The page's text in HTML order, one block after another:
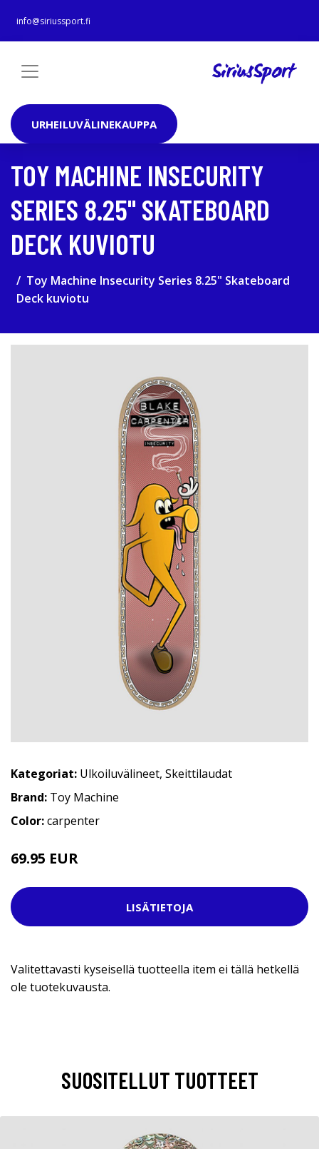
info@siriussport.fi
URHEILUVÄLINEKAUPPA
TOY MACHINE INSECURITY
SERIES 8.25" SKATEBOARD
DECK KUVIOTU
Toy Machine Insecurity Series 8.25" Skateboard
Deck kuviotu
Kategoriat: Ulkoiluvälineet, Skeittilaudat
Brand: Toy Machine
Color:carpenter
69.95 EUR
LISÄTIETOJA
Valitettavasti kyseisellä tuotteella item ei tällä hetkellä
ole tuotekuvausta.
SUOSITELLUT TUOTTEET